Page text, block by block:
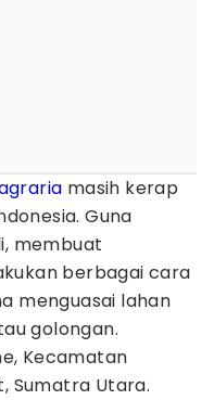
masih kerap
Guna
membuat
berbagai cara
menguasai lahan
golongan.
Kecamatan
Sumatra Utara.